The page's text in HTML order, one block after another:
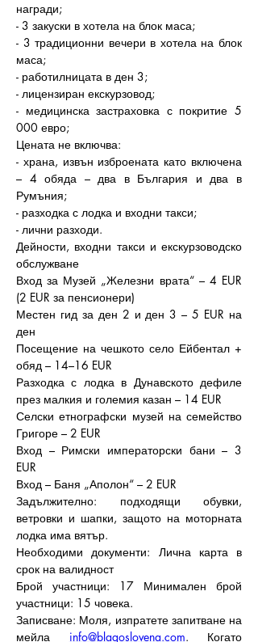
награди;
- 3 закуски в хотела на блок маса;
- 3 традиционни вечери в хотела на блок
маса;
- работилницата в ден 3;
- лицензиран екскурзовод;
- медицинска застраховка с покритие 5
000 евро;
Цената не включва:
- храна, извън изброената като включена
– 4 обяда – два в България и два в
Румъния;
- разходка с лодка и входни такси;
- лични разходи.
Дейности, входни такси и екскурзоводско
обслужване
Вход за Музей „Железни врата“ – 4 EUR
(2 EUR за пенсионери)
Местен гид за ден 2 и ден 3 – 5 EUR на
ден
Посещение на чешкото село Ейбентал +
обяд – 14–16 EUR
Разходка с лодка в Дунавското дефиле
през малкия и големия казан – 14 EUR
Селски етнографски музей на семейство
Григоре – 2 EUR
Вход – Римски императорски бани – 3
EUR
Вход – Баня „Аполон“ – 2 EUR
Задължително: подходящи обувки,
ветровки и шапки, защото на моторната
лодка има вятър.
Необходими документи: Лична карта в
срок на валидност
Брой участници: 17 Минимален брой
участници: 15 човека.
Записване: Моля, изпратете запитване на
мейла info@blagoslovena.com. Когато